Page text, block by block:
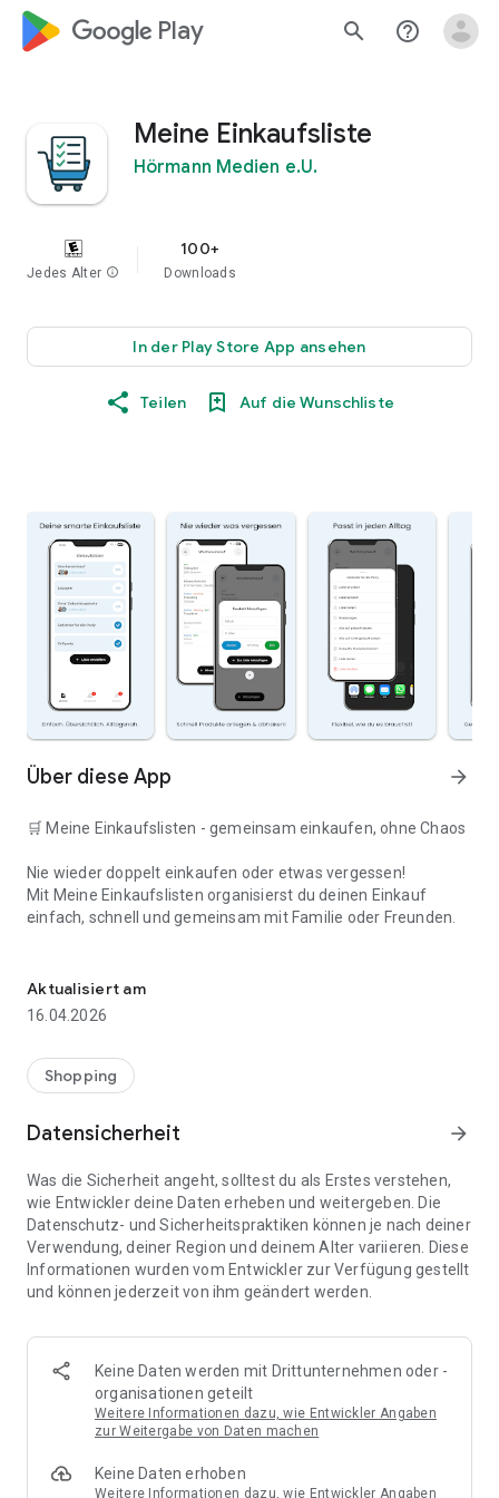
google_logo Play search help_outline
Meine Einkaufsliste
Hörmann Medien e.U.
Jedes Alter info
100+
Downloads
In der Play Store App ansehen
Teilen Auf die Wunschliste
Über diese App arrow_forward
🛒 Meine Einkaufslisten - gemeinsam einkaufen, ohne Chaos
Nie wieder doppelt einkaufen oder etwas vergessen!
Mit Meine Einkaufslisten organisierst du deinen Einkauf
einfach, schnell und gemeinsam mit Familie oder Freunden.
👨‍👩‍👧 Gemeinsame Einkaufslisten in Echtzeit: Alle sehen
⚡ Superschnell & einfach: Liste in Sekunden erstellen und
sofort loslegen.
📱 Immer dabei: Deine Einkaufsliste ist jederzeit auf deinem
🤝 Teilen leicht gemacht: Lade andere ein und erledigt den
Einkauf gemeinsam.
🍳 Zutaten direkt aus Rezepten übernehmen: Importiere
Zutaten von Rezept-Webseiten und verwandle sie
🚀 DEINE VORTEILE IM ALLTAG
* Nie wieder doppelte Einkäufe
* Kein Chaos mehr beim Einkaufen
* Bessere Abstimmung mit Familie & Freunden
* Perfekt für die Essensplanung
Aktualisiert am
16.04.2026
Shopping
Datensicherheit arrow_forward
Was die Sicherheit angeht, solltest du als Erstes verstehen,
wie Entwickler deine Daten erheben und weitergeben. Die
Datenschutz- und Sicherheitspraktiken können je nach deiner
Verwendung, deiner Region und deinem Alter variieren. Diese
Informationen wurden vom Entwickler zur Verfügung gestellt
und können jederzeit von ihm geändert werden.
Keine Daten werden mit Drittunternehmen oder -
organisationen geteilt
Weitere Informationen dazu, wie Entwickler Angaben
zur Weitergabe von Daten machen
Keine Daten erhoben
Weitere Informationen dazu, wie Entwickler Angaben